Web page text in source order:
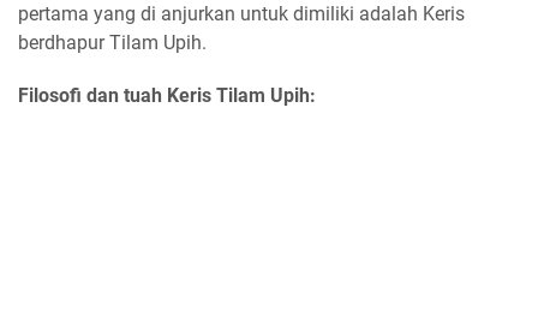
pertama yang di anjurkan untuk dimiliki adalah Keris
berdhapur Tilam Upih.
Filosofi dan tuah Keris Tilam Upih: